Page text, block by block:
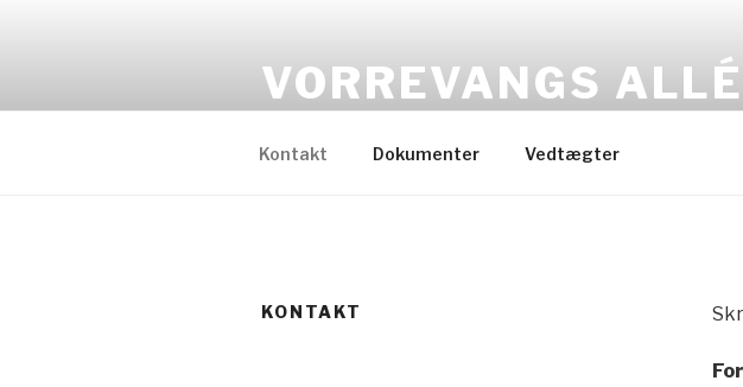
VORREVANGS ALLÉ
Kontakt Dokumenter Vedtægter
KONTAKT